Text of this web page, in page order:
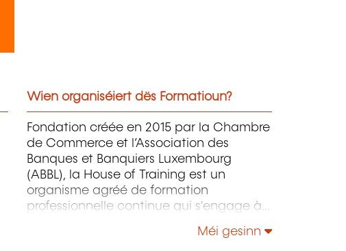
Wien organiséiert dës Formatioun?
Fondation créée en 2015 par la Chambre
de Commerce et l’Association des
Banques et Banquiers Luxembourg
(ABBL), la House of Training est un
organisme agréé de formation
professionnelle continue qui s'engage à
et à l'attractivité du Luxembourg en
Méi gesinn